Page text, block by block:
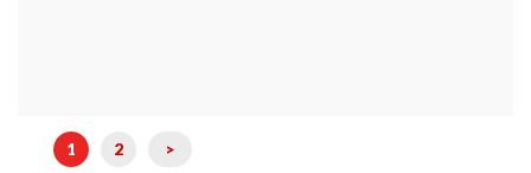
1 2 >